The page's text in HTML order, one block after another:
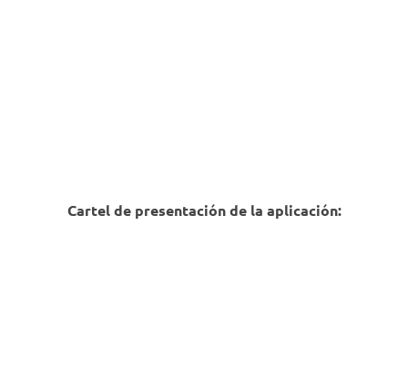
Cartel de presentación de la aplicación: